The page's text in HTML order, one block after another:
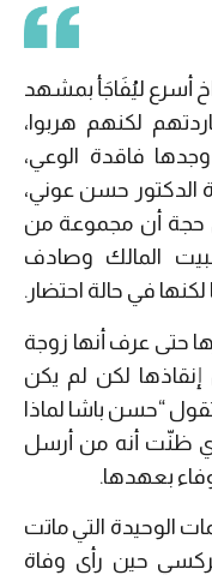
أسرع ليُفَاجَأ بمشهد
لكنهم هربوا،
فاقدة الوعي،
الدكتور حسن عوني،
حجة أن مجموعة من
المالك وصادف
في حالة احتضار.
حتى عرف أنها زوجة
لكن لم يكن
“حسن باشا لماذا
ظنّت أنه من أرسل
بعهدها.
الوحيدة التي ماتت
حين رأى وفاة